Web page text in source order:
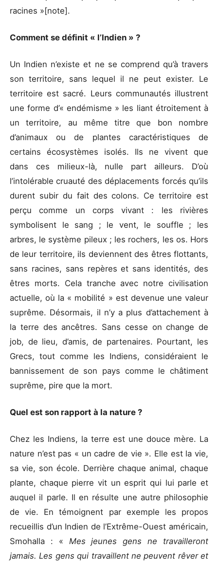
racines »[note].
Comment se définit « l’Indien » ?
Un Indien n’existe et ne se comprend qu’à travers
son territoire, sans lequel il ne peut exister. Le
territoire est sacré. Leurs communautés illustrent
une forme d’« endémisme » les liant étroitement à
un territoire, au même titre que bon nombre
d’animaux ou de plantes caractéristiques de
certains écosystèmes isolés. Ils ne vivent que
dans ces milieux-là, nulle part ailleurs. D’où
l’intolérable cruauté des déplacements forcés qu’ils
durent subir du fait des colons. Ce territoire est
perçu comme un corps vivant : les rivières
symbolisent le sang ; le vent, le souffle ; les
arbres, le système pileux ; les rochers, les os. Hors
de leur territoire, ils deviennent des êtres flottants,
sans racines, sans repères et sans identités, des
êtres morts. Cela tranche avec notre civilisation
actuelle, où la « mobilité » est devenue une valeur
suprême. Désormais, il n’y a plus d’attachement à
la terre des ancêtres. Sans cesse on change de
job, de lieu, d’amis, de partenaires. Pourtant, les
Grecs, tout comme les Indiens, considéraient le
bannissement de son pays comme le châtiment
suprême, pire que la mort.
Quel est son rapport à la nature ?
Chez les Indiens, la terre est une douce mère. La
nature n’est pas « un cadre de vie ». Elle est la vie,
sa vie, son école. Derrière chaque animal, chaque
plante, chaque pierre vit un esprit qui lui parle et
auquel il parle. Il en résulte une autre philosophie
de vie. En témoignent par exemple les propos
recueillis d’un Indien de l’Extrême-Ouest américain,
Smohalla : « Mes jeunes gens ne travailleront
jamais. Les gens qui travaillent ne peuvent rêver et